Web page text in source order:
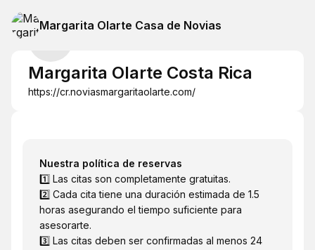
Margarita Olarte Casa de Novias
Margarita Olarte Costa Rica
https://cr.noviasmargaritaolarte.com/
Nuestra política de reservas
1️⃣ Las citas son completamente gratuitas.
2️⃣ Cada cita tiene una duración estimada de 1.5
horas asegurando el tiempo suficiente para
asesorarte.
3️⃣ Las citas deben ser confirmadas al menos 24